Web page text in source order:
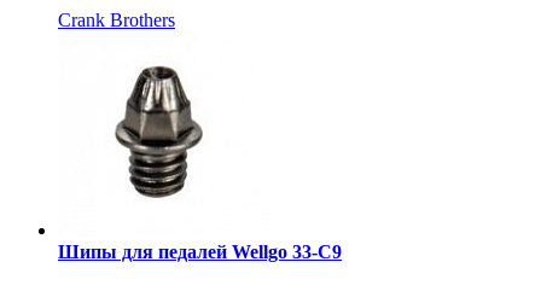
Crank Brothers
Шипы для педалей Wellgo 33-C9